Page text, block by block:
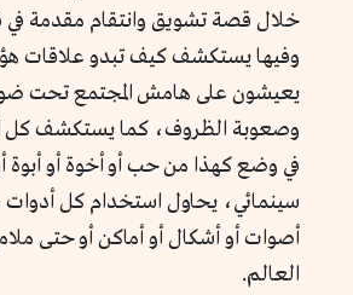
خلال قصة تشويق وانتقام مقدمة
وفيها يستكشف كيف تبدو علاقات
يعيشون على هامش المجتمع تحت
وصعوبة الظروف، كما يستكشف كل
في وضع كهذا من حب أو أخوة أو أبوة
سينمائي، يحاول استخدام كل أدوات
أصوات أو أشكال أو أماكن أو حتى
العالم.